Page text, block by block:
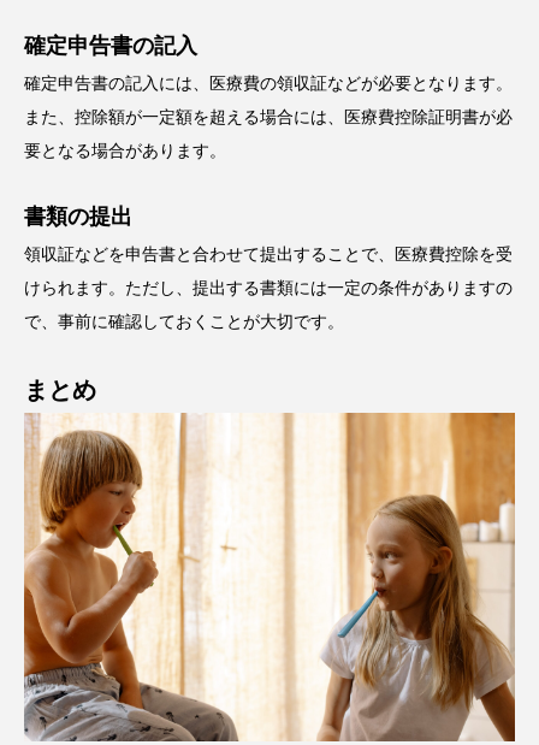
確定申告書の記入
確定申告書の記入には、医療費の領収証などが必要となります。
また、控除額が一定額を超える場合には、医療費控除証明書が必
要となる場合があります。
書類の提出
領収証などを申告書と合わせて提出することで、医療費控除を受
けられます。ただし、提出する書類には一定の条件がありますの
で、事前に確認しておくことが大切です。
まとめ